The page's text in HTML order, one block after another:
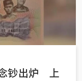
钞出炉 上